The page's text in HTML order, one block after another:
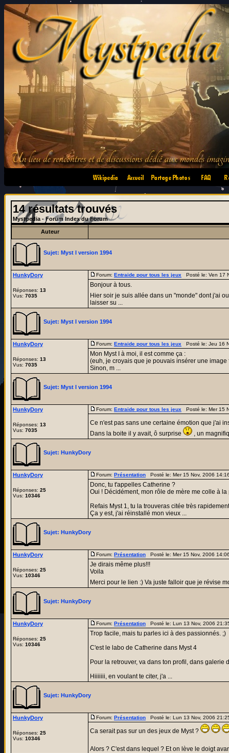
•
14 résultats trouvés
Mystpedia - Forum Index du Forum
Auteur
Sujet: Myst I version 1994
HunkyDory
Réponses: 13
Vus: 7035
Forum: Entraide pour tous les jeux Posté le: Ven 17
Bonjour à tous.
Hier soir je suis allée dans un "monde" dont j'ai
laisser su ...
Sujet: Myst I version 1994
HunkyDory
Réponses: 13
Vus: 7035
Forum: Entraide pour tous les jeux Posté le: Jeu 16
Mon Myst I à moi, il est comme ça :
(euh, je croyais que je pouvais insérer une
Sinon, m ...
Sujet: Myst I version 1994
HunkyDory
Réponses: 13
Vus: 7035
Forum: Entraide pour tous les jeux Posté le: Mer 15
Ce n'est pas sans une certaine émotion que j'ai
Dans la boite il y avait, ô surprise
, un
Sujet: HunkyDory
HunkyDory
Réponses: 25
Vus: 10346
Forum: Présentation Posté le: Mer 15 Nov, 2006
Donc, tu t'appelles Catherine ?
Oui ! Décidément, mon rôle de mère me colle à la
Refais Myst 1, tu la trouveras citée très
Ça y est, j'ai réinstallé mon vieux ...
Sujet: HunkyDory
HunkyDory
Réponses: 25
Vus: 10346
Forum: Présentation Posté le: Mer 15 Nov, 2006
Je dirais même plus!!!
Voila
Merci pour le lien :) Va juste falloir que je révise
Sujet: HunkyDory
HunkyDory
Réponses: 25
Vus: 10346
Forum: Présentation Posté le: Lun 13 Nov, 2006
Trop facile, mais tu parles ici à des passionnés. ;)
C'est le labo de Catherine dans Myst 4
Pour la retrouver, va dans ton profil, dans galerie
Hiiiiiii, en voulant te citer, j'a ...
Sujet: HunkyDory
HunkyDory
Réponses: 25
Vus: 10346
Forum: Présentation Posté le: Lun 13 Nov, 2006
Ca serait pas sur un des jeux de Myst ?
Alors ? C'est dans lequel ? Et on lève le doigt